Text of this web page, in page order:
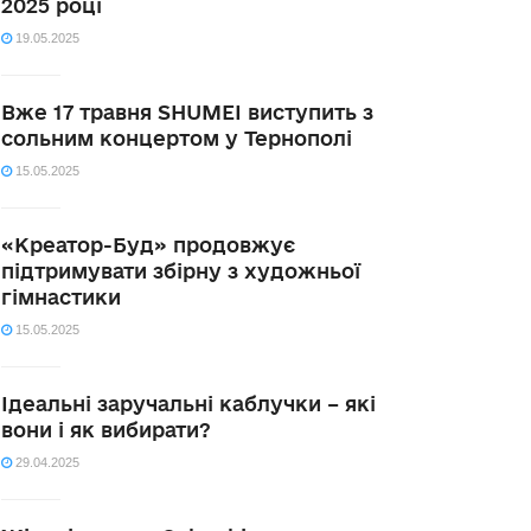
2025 році
19.05.2025
Вже 17 травня SHUMEI виступить з
сольним концертом у Тернополі
15.05.2025
«Креатор-Буд» продовжує
підтримувати збірну з художньої
гімнастики
15.05.2025
Ідеальні заручальні каблучки – які
вони і як вибирати?
29.04.2025